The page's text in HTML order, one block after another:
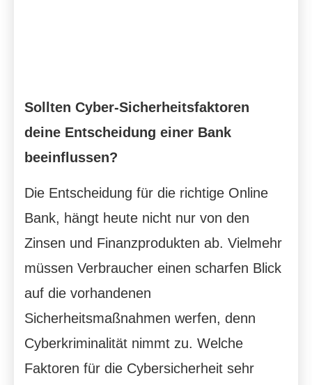
Sollten Cyber-Sicherheitsfaktoren
deine Entscheidung einer Bank
beeinflussen?
Die Entscheidung für die richtige Online
Bank, hängt heute nicht nur von den
Zinsen und Finanzprodukten ab. Vielmehr
müssen Verbraucher einen scharfen Blick
auf die vorhandenen
Sicherheitsmaßnahmen werfen, denn
Cyberkriminalität nimmt zu. Welche
Faktoren für die Cybersicherheit sehr